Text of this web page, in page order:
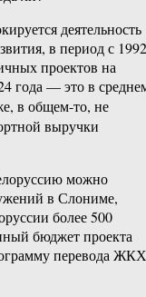
деятельность
в период с 1992
проектов на
года — это в
в общем-то, не
выручки
можно
в Слониме,
более 500
бюджет проекта
перевода ЖКХ